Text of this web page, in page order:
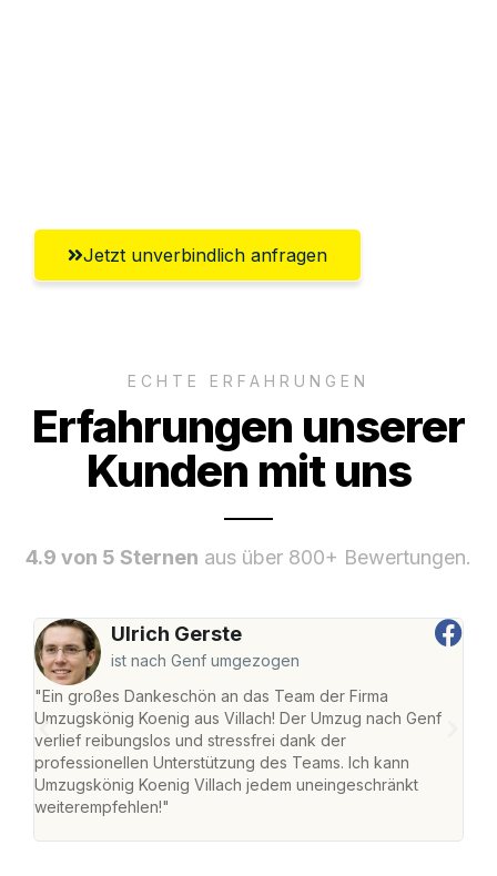
Jetzt unverbindlich anfragen
ECHTE ERFAHRUNGEN
Erfahrungen unserer
Kunden mit uns
4.9 von 5 Sternen aus über 800+ Bewertungen.
Ulrich Gerste
ist nach Genf umgezogen
"Ein großes Dankeschön an das Team der Firma
Umzugskönig Koenig aus Villach! Der Umzug nach Genf
verlief reibungslos und stressfrei dank der
professionellen Unterstützung des Teams. Ich kann
Umzugskönig Koenig Villach jedem uneingeschränkt
weiterempfehlen!"